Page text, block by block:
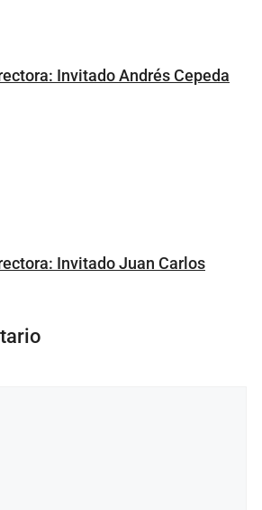
Invitado Andrés Cepeda
Invitado Juan Carlos